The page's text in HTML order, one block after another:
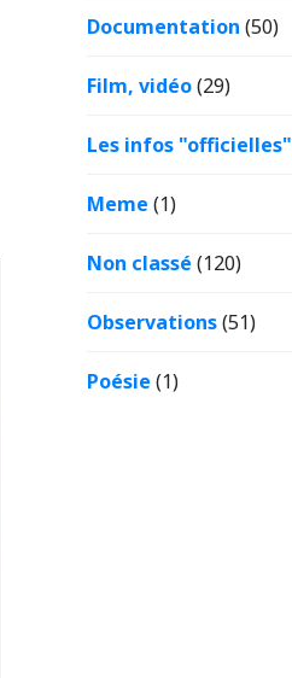
Documentation (50)
Film, vidéo(29)
Les infos "officielles"
Meme (1)
Non classé (120)
Observations(51)
Poésie (1)